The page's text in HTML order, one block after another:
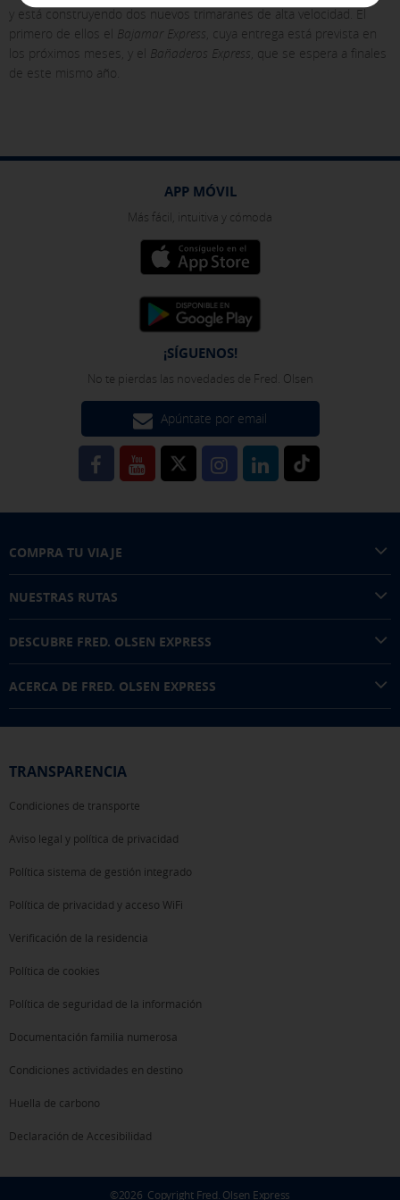
y está construyendo dos nuevos trimaranes de alta velocidad. El
primero de ellos el Bajamar Express, cuya entrega está prevista en
los próximos meses, y el Bañaderos Express, que se espera a finales
de este mismo año.
APP MÓVIL
Más fácil, intuitiva y cómoda
¡SÍGUENOS!
No te pierdas las novedades de Fred. Olsen
Apúntate por email
COMPRA TU VIAJE
NUESTRAS RUTAS
DESCUBRE FRED. OLSEN EXPRESS
ACERCA DE FRED. OLSEN EXPRESS
TRANSPARENCIA
Condiciones de transporte
Aviso legal y política de privacidad
Política sistema de gestión integrado
Política de privacidad y acceso WiFi
Verificación de la residencia
Política de cookies
Política de seguridad de la información
Documentación familia numerosa
Condiciones actividades en destino
Huella de carbono
Declaración de Accesibilidad
©2026 Copyright Fred. Olsen Express
navegues. No almacenan información personal, sino que se
basan en la identificación única de tu navegador y
dispositivo de Internet.
[Ver detalles de las cookies]
Pulsa aquí para desactivar las cookies opcionales
cookies" al pie de la página. También puedes consultar nuestra